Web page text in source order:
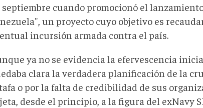
septiembre cuando promocionó el
un proyecto cuyo objetivo es
incursión armada contra el país.
ya no se evidencia la efervescencia
clara la verdadera planificación de la
o por la falta de credibilidad de sus
desde el principio, a la figura del exNavy